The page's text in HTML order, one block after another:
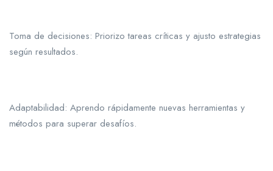
Toma de decisiones: Priorizo tareas críticas y ajusto estrategias
según resultados.
Adaptabilidad: Aprendo rápidamente nuevas herramientas y
métodos para superar desafíos.